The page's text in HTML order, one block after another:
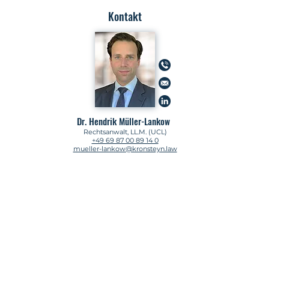
Kontakt
Dr. Hendrik Müller-Lankow
Rechtsanwalt, LL.M. (UCL)
+49 69 87 00 89 14 0
mueller-lankow@kronsteyn.law